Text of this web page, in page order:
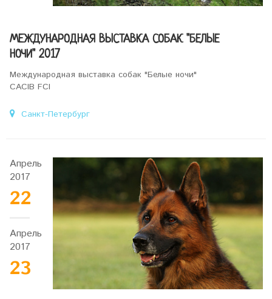
МЕЖДУНАРОДНАЯ ВЫСТАВКА СОБАК "БЕЛЫЕ
НОЧИ" 2017
Международная выставка собак "Белые ночи"
CACIB FCI
Санкт-Петербург
Апрель
2017
22
Апрель
2017
23